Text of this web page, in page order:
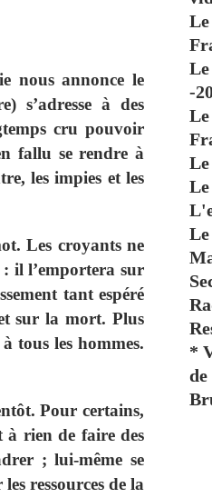
nous annonce le
s’adresse à des
cru pouvoir
fallu se rendre à
les impies et les
Les croyants ne
il l’emportera sur
tant espéré
sur la mort. Plus
tous les hommes.
Pour certains,
à rien de faire des
; lui-même se
ressources de la
-
Le
*